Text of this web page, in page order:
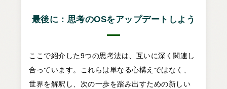
最後に：思考のOSをアップデートしよう
ここで紹介した9つの思考法は、互いに深く関連し
合っています。これらは単なる心構えではなく、
世界を解釈し、次の一歩を踏み出すための新しい